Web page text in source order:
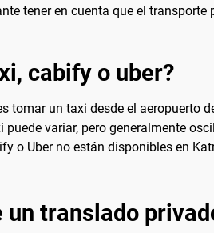
tener en cuenta que el
cabify o uber?
tomar un taxi desde el
variar, pero generalmente
o Uber no están disponibles en
un translado